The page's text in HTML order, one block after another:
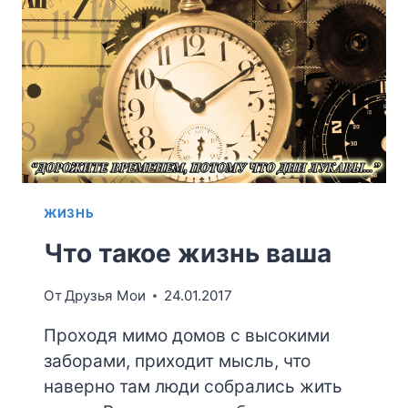
ЖИЗНЬ
Что такое жизнь ваша
ОтДрузья Мои 24.01.2017
Проходя мимо домов с высокими
заборами, приходит мысль, что
наверно там люди собрались жить